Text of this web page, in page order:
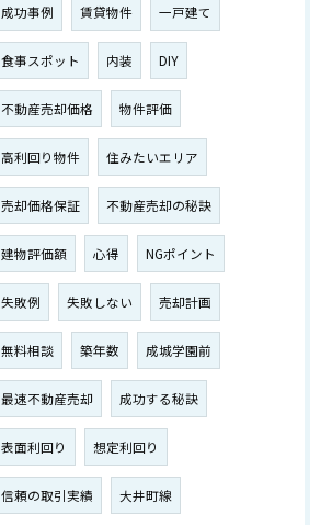
成功事例 賃貸物件 一戸建て
食事スポット 内装 DIY
不動産売却価格 物件評価
高利回り物件 住みたいエリア
売却価格保証 不動産売却の秘訣
建物評価額 心得 NGポイント
失敗例 失敗しない 売却計画
無料相談 築年数 成城学園前
最速不動産売却 成功する秘訣
表面利回り 想定利回り
信頼の取引実績 大井町線